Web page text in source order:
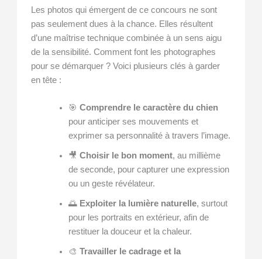
Les photos qui émergent de ce concours ne sont
pas seulement dues à la chance. Elles résultent
d’une maîtrise technique combinée à un sens aigu
de la sensibilité. Comment font les photographes
pour se démarquer ? Voici plusieurs clés à garder
en tête :
🎯 Comprendre le caractère du chien
pour anticiper ses mouvements et
exprimer sa personnalité à travers l’image.
🎥 Choisir le bon moment, au millième
de seconde, pour capturer une expression
ou un geste révélateur.
🌅 Exploiter la lumière naturelle, surtout
pour les portraits en extérieur, afin de
restituer la douceur et la chaleur.
🎨 Travailler le cadrage et la